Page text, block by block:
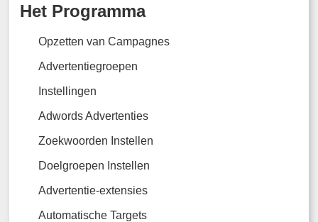
Het Programma
Opzetten van Campagnes
Advertentiegroepen
Instellingen
Adwords Advertenties
Zoekwoorden Instellen
Doelgroepen Instellen
Advertentie-extensies
Automatische Targets